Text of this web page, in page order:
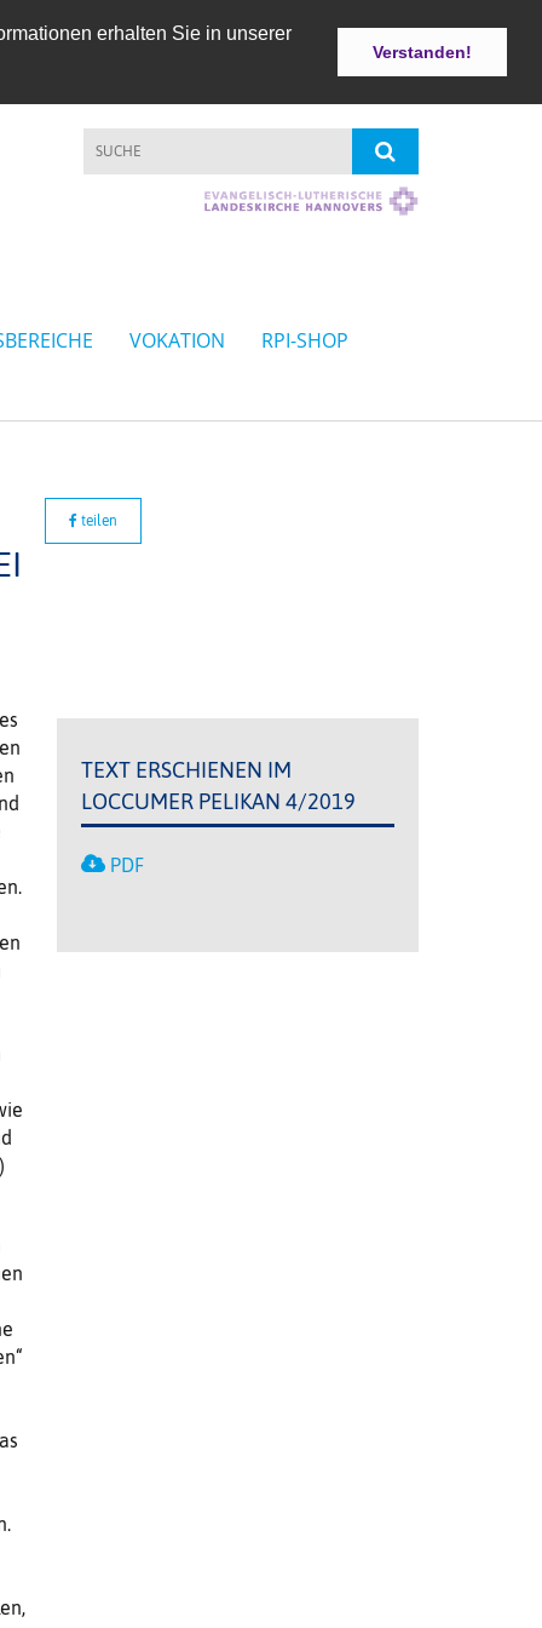
erhalten Sie in unserer
Verstanden!
VOKATION
RPI-SHOP
teilen
TEXT ERSCHIENEN IM
LOCCUMER PELIKAN 4/2019
PDF